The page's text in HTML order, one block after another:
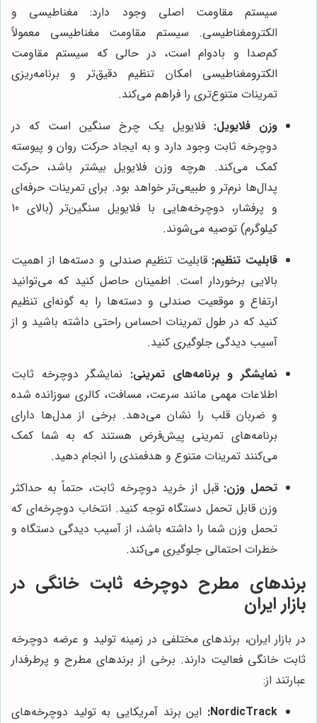
سیستم مقاومت اصلی وجود دارد: مغناطیسی و
الکترومغناطیسی. سیستم مقاومت مغناطیسی معمولاً
کم‌صدا و بادوام است، در حالی که سیستم مقاومت
الکترومغناطیسی امکان تنظیم دقیق‌تر و برنامه‌ریزی
تمرینات متنوع‌تری را فراهم می‌کند.
وزن فلایویل: فلایویل یک چرخ سنگین است که در
دوچرخه ثابت وجود دارد و به ایجاد حرکت روان و پیوسته
کمک می‌کند. هرچه وزن فلایویل بیشتر باشد، حرکت
پدال‌ها نرم‌تر و طبیعی‌تر خواهد بود. برای تمرینات حرفه‌ای
و پرفشار، دوچرخه‌هایی با فلایویل سنگین‌تر (بالای 10
کیلوگرم) توصیه می‌شوند.
قابلیت تنظیم: قابلیت تنظیم صندلی و دسته‌ها از اهمیت
بالایی برخوردار است. اطمینان حاصل کنید که می‌توانید
ارتفاع و موقعیت صندلی و دسته‌ها را به گونه‌ای تنظیم
کنید که در طول تمرینات احساس راحتی داشته باشید و از
آسیب دیدگی جلوگیری کنید.
نمایشگر و برنامه‌های تمرینی: نمایشگر دوچرخه ثابت
اطلاعات مهمی مانند سرعت، مسافت، کالری سوزانده شده
و ضربان قلب را نشان می‌دهد. برخی از مدل‌ها دارای
برنامه‌های تمرینی پیش‌فرض هستند که به شما کمک
می‌کنند تمرینات متنوع و هدفمندی را انجام دهید.
تحمل وزن: قبل از خرید دوچرخه ثابت، حتماً به حداکثر
وزن قابل تحمل دستگاه توجه کنید. انتخاب دوچرخه‌ای که
تحمل وزن شما را داشته باشد، از آسیب دیدگی دستگاه و
خطرات احتمالی جلوگیری می‌کند.
برندهای مطرح دوچرخه ثابت خانگی در
بازار ایران
در بازار ایران، برندهای مختلفی در زمینه تولید و عرضه دوچرخه
ثابت خانگی فعالیت دارند. برخی از برندهای مطرح و پرطرفدار
عبارتند از:
NordicTrack: این برند آمریکایی به تولید دوچرخه‌های